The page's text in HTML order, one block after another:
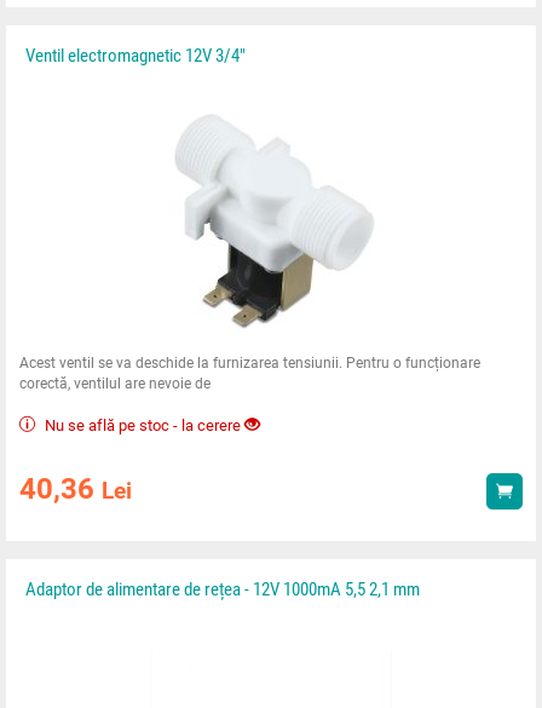
Ventil electromagnetic 12V 3/4"
Acest ventil se va deschide la furnizarea tensiunii. Pentru o funcționare
corectă, ventilul are nevoie de
Nu se află pe stoc - la cerere
40,36 Lei
Adaptor de alimentare de rețea - 12V 1000mA 5,5 2,1 mm